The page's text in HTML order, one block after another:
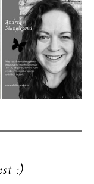
:)